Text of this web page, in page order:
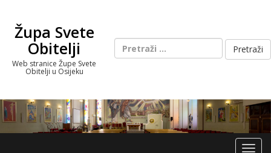
contentŽupa Svete
Obitelji
Web stranice Župe Svete
Obitelji u Osijeku
Pretraži: